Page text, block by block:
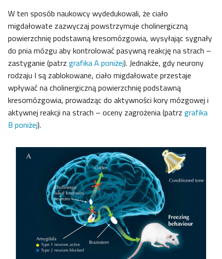
W ten sposób naukowcy wydedukowali, że ciało
migdałowate zazwyczaj powstrzymuje cholinergiczną
powierzchnię podstawną kresomózgowia, wysyłając sygnały
do pnia mózgu aby kontrolować pasywną reakcję na strach –
zastyganie (patrz grafika A poniżej). Jednakże, gdy neurony
rodzaju I są zablokowane, ciało migdałowate przestaje
wpływać na cholinergiczną powierzchnię podstawną
kresomózgowia, prowadząc do aktywności kory mózgowej i
aktywnej reakcji na strach – oceny zagrożenia (patrz grafika
B poniżej).